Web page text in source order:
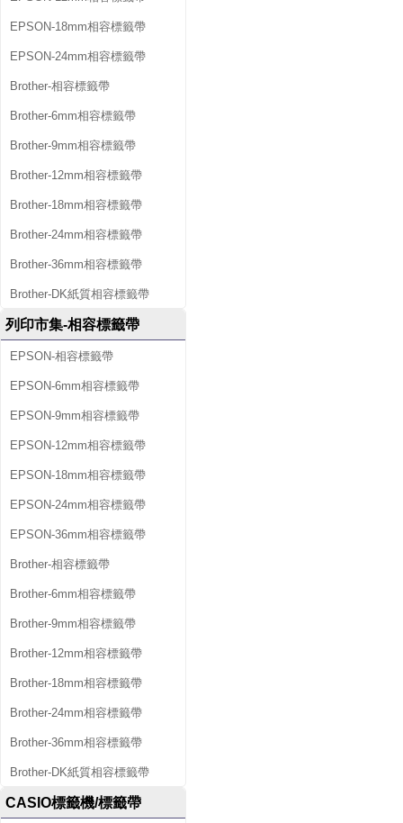
EPSON-18mm相容標籤帶
EPSON-24mm相容標籤帶
Brother-相容標籤帶
Brother-6mm相容標籤帶
Brother-9mm相容標籤帶
Brother-12mm相容標籤帶
Brother-18mm相容標籤帶
Brother-24mm相容標籤帶
Brother-36mm相容標籤帶
Brother-DK紙質相容標籤帶
列印市集-相容標籤帶
EPSON-相容標籤帶
EPSON-6mm相容標籤帶
EPSON-9mm相容標籤帶
EPSON-12mm相容標籤帶
EPSON-18mm相容標籤帶
EPSON-24mm相容標籤帶
EPSON-36mm相容標籤帶
Brother-相容標籤帶
Brother-6mm相容標籤帶
Brother-9mm相容標籤帶
Brother-12mm相容標籤帶
Brother-18mm相容標籤帶
Brother-24mm相容標籤帶
Brother-36mm相容標籤帶
Brother-DK紙質相容標籤帶
CASIO標籤機/標籤帶